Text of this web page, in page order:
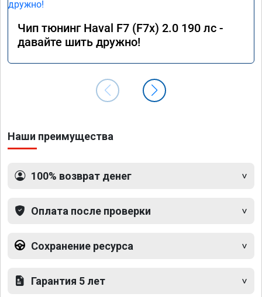
Чип тюнинг Haval F7 (F7x) 2.0 190 лс -
давайте шить дружно!
Наши преимущества
100% возврат денег
Оплата после проверки
Сохранение ресурса
Гарантия 5 лет